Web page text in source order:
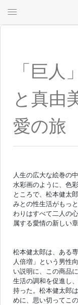
「巨人
と真由
愛の旅
人生の広大な絵巻の
水彩画のように、色
ところで、松本健太
みとの性生活がもっ
わりはすべて二人の
属する愛情の新しい
松本健太郎は、ある
人倍増」という男性
い説明に、この商品
生活の調和を促進し
持った。松本健太郎
めに、思い切ってこ